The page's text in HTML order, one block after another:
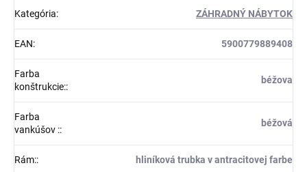
Kategória: ZÁHRADNÝ NÁBYTOK
EAN: 5900779889408
Farba
konštrukcie::
béžova
Farba
vankúšov ::
béžová
Rám:: hliníková trubka v antracitovej farbe